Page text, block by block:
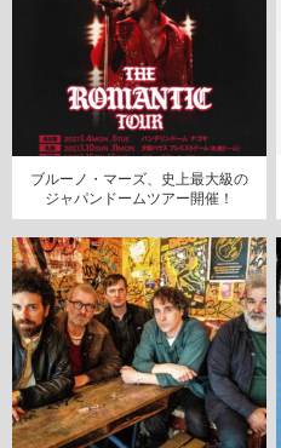
ブルーノ・マーズ、史上最大級の
ジャパンドームツアー開催！